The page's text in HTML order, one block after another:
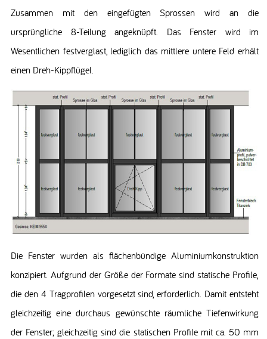
Zusammen mit den eingefügten Sprossen wird an die
ursprüngliche 8-Teilung angeknüpft. Das Fenster wird im
Wesentlichen festverglast, lediglich das mittlere untere Feld erhält
einen Dreh-Kippflügel.
Die Fenster wurden als flächenbündige Aluminiumkonstruktion
konzipiert. Aufgrund der Größe der Formate sind statische Profile,
die den 4 Tragprofilen vorgesetzt sind, erforderlich. Damit entsteht
gleichzeitig eine durchaus gewünschte räumliche Tiefenwirkung
der Fenster; gleichzeitig sind die statischen Profile mit ca. 50 mm